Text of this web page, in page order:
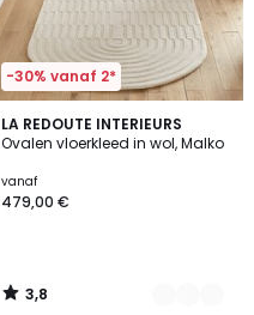
-30% vanaf 2*
LA REDOUTE INTERIEURS
Ovalen vloerkleed in wol, Malko
vanaf
479,00 €
3,8
/ 5
2
Kleuren
3,8
/